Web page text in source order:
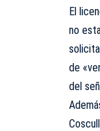
El
no
de
del